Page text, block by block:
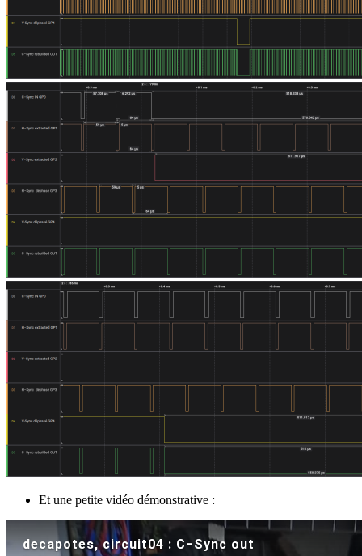
Et une petite vidéo démonstrative :